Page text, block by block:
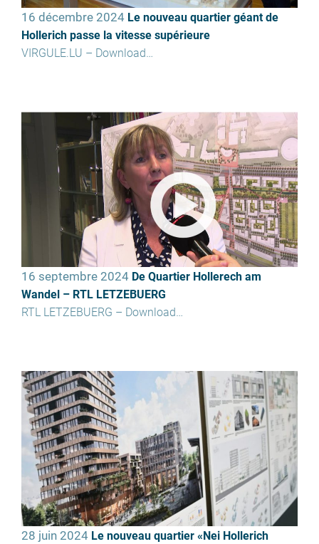
16 décembre 2024 Le nouveau quartier géant de
Hollerich passe la vitesse supérieure
VIRGULE.LU – Download…
16 septembre 2024 De Quartier Hollerech am
Wandel – RTL LETZEBUERG
RTL LETZEBUERG – Download…
28 juin 2024 Le nouveau quartier «Nei Hollerich